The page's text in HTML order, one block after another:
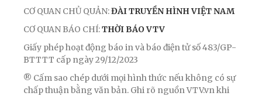
CƠ QUAN CHỦ QUẢN:ĐÀI TRUYỀN HÌNH VIỆT NAM
CƠ QUAN BÁO CHÍ:THỜI BÁO VTV
Giấy phép hoạt động báo in và báo điện tử số 483/GP-
BTTTT cấp ngày 29/12/2023
® Cấm sao chép dưới mọi hình thức nếu không có sự
chấp thuận bằng văn bản. Ghi rõ nguồn VTV.vn khi